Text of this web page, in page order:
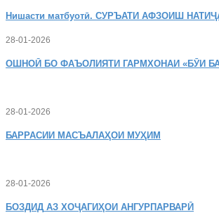
Нишасти матбуотӣ. СУРЪАТИ АФЗОИШ
28-01-2026
ОШНОӢ БО ФАЪОЛИЯТИ ГАРМХОНАИ «БӮИ
28-01-2026
БАРРАСИИ МАСЪАЛАҲОИ МУҲИМ
28-01-2026
БОЗДИД АЗ ХОҶАГИҲОИ АНГУРПАРВАРӢ